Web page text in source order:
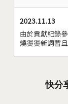
2023.11.13
由於貢獻紀錄
燒燙燙新詞暫
快分